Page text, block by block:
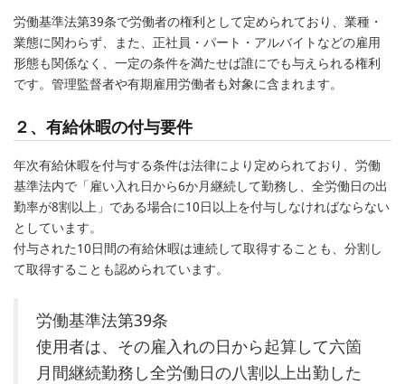
労働基準法第39条で労働者の権利として定められており、業種・
業態に関わらず、また、正社員・パート・アルバイトなどの雇用
形態も関係なく、一定の条件を満たせば誰にでも与えられる権利
です。管理監督者や有期雇用労働者も対象に含まれます。
２、有給休暇の付与要件
年次有給休暇を付与する条件は法律により定められており、労働
基準法内で「雇い入れ日から6か月継続して勤務し、全労働日の出
勤率が8割以上」である場合に10日以上を付与しなければならない
としています。
付与された10日間の有給休暇は連続して取得することも、分割し
て取得することも認められています。
労働基準法第39条
使用者は、その雇入れの日から起算して六箇
月間継続勤務し全労働日の八割以上出勤した